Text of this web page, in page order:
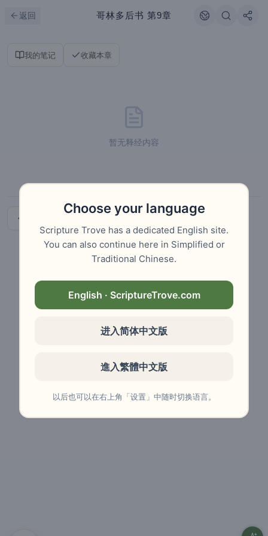
返回 哥林多后书 第9章
我的笔记 收藏本章
暂无释经内容
Choose your language
Scripture Trove has a dedicated English site.
You can also continue here in Simplified or
Traditional Chinese.
English · ScriptureTrove.com
进入简体中文版
進入繁體中文版
以后也可以在右上角「设置」中随时切换语言。